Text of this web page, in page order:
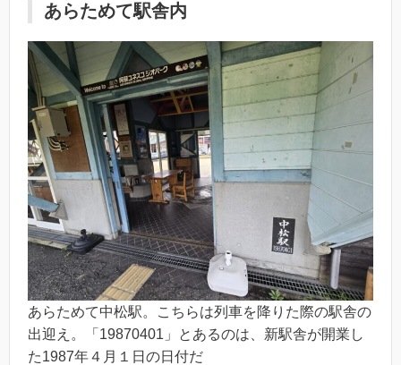
あらためて駅舎内
あらためて中松駅。こちらは列車を降りた際の駅舎の
出迎え。「19870401」とあるのは、新駅舎が開業し
た1987年４月１日の日付だ